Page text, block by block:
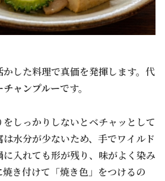
した料理で真価を発揮します。代
チャンプルーです。
しっかりしないとベチャッとして
水分が少ないため、手でワイルド
入れても形が残り、味がよく染み
き付けて「焼き色」をつけるの